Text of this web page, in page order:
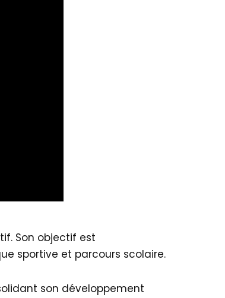
Son objectif est
sportive et parcours scolaire.
son développement